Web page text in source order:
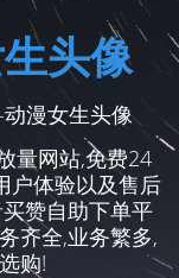
头像
漫女生头像
量网站,免费24
户体验以及售后
赞自助下单平
齐全,业务繁多,
购!